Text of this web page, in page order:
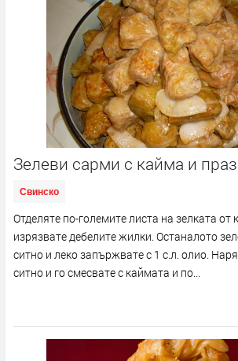
Зелеви сарми с кайма и праз
Свинско
Отделяте по-големите листа на зелката от
изрязвате дебелите жилки. Останалото
ситно и леко запържвате с 1 с.л. олио.
ситно и го смесвате с каймата и по...